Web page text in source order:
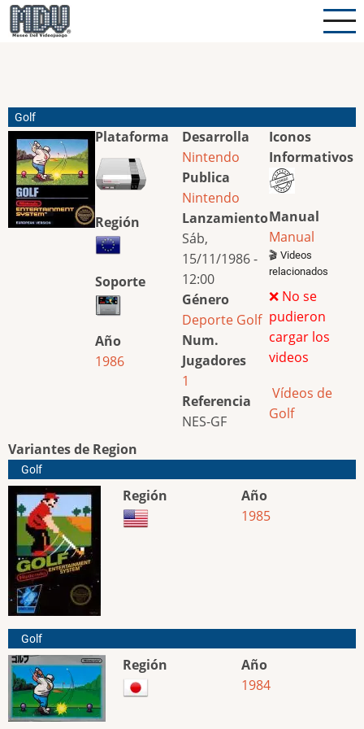
Pasar
al
Golf
Plataforma
Región
Soporte
Año
1986
Desarrolla
Nintendo
Publica
Nintendo
Lanzamiento
Sáb,
15/11/1986 -
12:00
Género
Deporte Golf
Num.
Jugadores
1
Referencia
NES-GF
Iconos
Informativos
Manual
Manual
🎬 Videos
relacionados
❌ No se
pudieron
cargar los
videos
Vídeos de
Golf
Variantes de Region
Golf
Región
Año
1985
Golf
Región
Año
1984